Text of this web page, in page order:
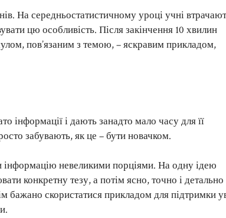
На середньостатистичному уроці учні
цю особливість. Після закінчення 10 хвилин
пов’язаним з темою, – яскравим прикладом,
інформації і дають занадто мало часу для її
забувають, як це – бути новачком.
невеликими порціями. На одну ідею
конкретну тезу, а потім ясно, точно і детально
бажано скористатися прикладом для підтримки